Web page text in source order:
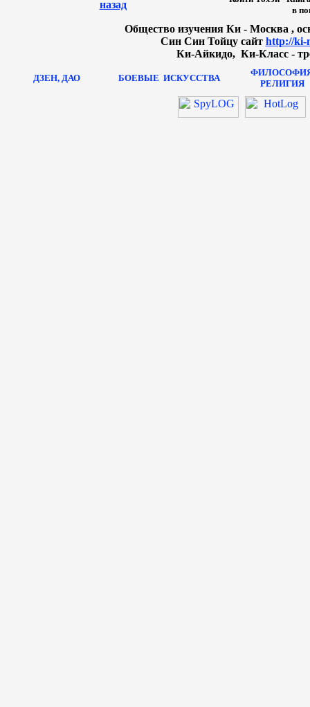
назад
в
Общество изучения Ки - Москва ,
Син Син Тойцу сайт http://ki-
Ки-Айкидо, Ки-Класс -
ДЗЕН, ДАО БОЕВЫЕ ИСКУССТВА
РЕЛИГИЯ